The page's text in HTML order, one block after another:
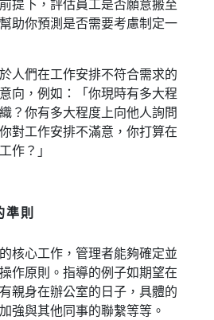
提下，評估員工是否願意搬至
助你預測是否需要考慮制定一
人們在工作安排不符合需求的
向，例如：「你現時有多大程
？你有多大程度上向他人詢問
對工作安排不滿意，你打算在
作？」
則
核心工作，管理者能夠確定並
作原則。指導的例子如期望在
親身在辦公室的日子，具體的
強與其他同事的聯繫等等。